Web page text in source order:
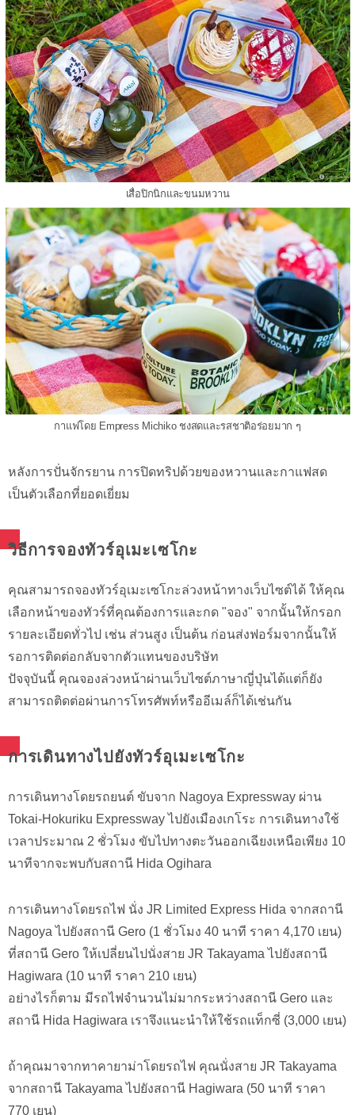
เสื่อปิกนิกและขนมหวาน
กาแฟโดย Empress Michiko ชงสดและรสชาติอร่อยมาก ๆ
หลังการปั่นจักรยาน การปิดทริปด้วยของหวานและกาแฟสด
เป็นตัวเลือกที่ยอดเยี่ยม
วิธีการจองทัวร์อุเมะเซโกะ
คุณสามารถจองทัวร์อุเมะเซโกะล่วงหน้าทางเว็บไซต์ได้ ให้คุณ
เลือกหน้าของทัวร์ที่คุณต้องการและกด "จอง" จากนั้นให้กรอก
รายละเอียดทั่วไป เช่น ส่วนสูง เป็นต้น ก่อนส่งฟอร์มจากนั้นให้
รอการติดต่อกลับจากตัวแทนของบริษัท
ปัจจุบันนี้ คุณจองล่วงหน้าผ่านเว็บไซต์ภาษาญี่ปุ่นได้แต่ก็ยัง
สามารถติดต่อผ่านการโทรศัพท์หรืออีเมล์ก็ได้เช่นกัน
การเดินทางไปยังทัวร์อุเมะเซโกะ
การเดินทางโดยรถยนต์ ขับจาก Nagoya Expressway ผ่าน
Tokai-Hokuriku Expressway ไปยังเมืองเกโระ การเดินทางใช้
เวลาประมาณ 2 ชั่วโมง ขับไปทางตะวันออกเฉียงเหนือเพียง 10
นาทีจากจะพบกับสถานี Hida Ogihara
การเดินทางโดยรถไฟ นั่ง JR Limited Express Hida จากสถานี
Nagoya ไปยังสถานี Gero (1 ชั่วโมง 40 นาที ราคา 4,170 เยน)
ที่สถานี Gero ให้เปลี่ยนไปนั่งสาย JR Takayama ไปยังสถานี
Hagiwara (10 นาที ราคา 210 เยน)
อย่างไรก็ตาม มีรถไฟจำนวนไม่มากระหว่างสถานี Gero และ
สถานี Hida Hagiwara เราจึงแนะนำให้ใช้รถแท็กซี่ (3,000 เยน)
ถ้าคุณมาจากทาคายาม่าโดยรถไฟ คุณนั่งสาย JR Takayama
จากสถานี Takayama ไปยังสถานี Hagiwara (50 นาที ราคา
770 เยน)